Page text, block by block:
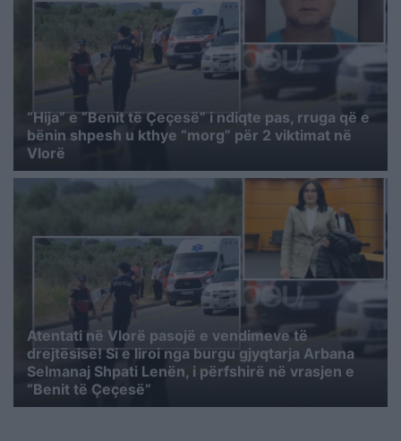
“Hija” e “Benit të Çeçesë” i ndiqte pas, rruga që e
bënin shpesh u kthye “morg” për 2 viktimat në
Vlorë
Atentati në Vlorë pasojë e vendimeve të
drejtësisë! Si e liroi nga burgu gjyqtarja Arbana
Selmanaj Shpati Lenën, i përfshirë në vrasjen e
“Benit të Çeçesë”